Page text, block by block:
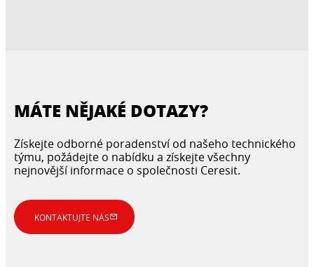
MÁTE NĚJAKÉ DOTAZY?
Získejte odborné poradenství od našeho technického
týmu, požádejte o nabídku a získejte všechny
nejnovější informace o společnosti Ceresit.
KONTAKTUJTE NÁS